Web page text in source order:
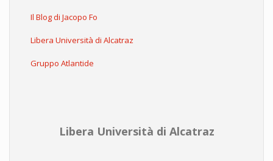
Il Blog di Jacopo Fo
Libera Università di Alcatraz
Gruppo Atlantide
Libera Università di Alcatraz